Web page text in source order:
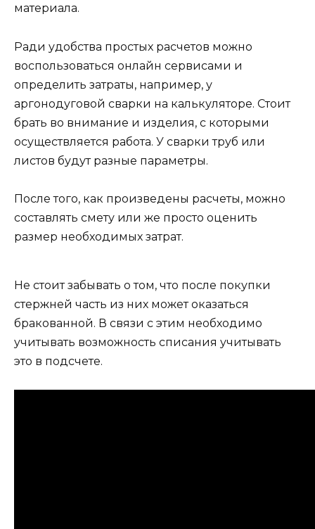
материала.
Ради удобства простых расчетов можно
воспользоваться онлайн сервисами и
определить затраты, например, у
аргонодуговой сварки на калькуляторе. Стоит
брать во внимание и изделия, с которыми
осуществляется работа. У сварки труб или
листов будут разные параметры.
После того, как произведены расчеты, можно
составлять смету или же просто оценить
размер необходимых затрат.
Не стоит забывать о том, что после покупки
стержней часть из них может оказаться
бракованной. В связи с этим необходимо
учитывать возможность списания учитывать
это в подсчете.